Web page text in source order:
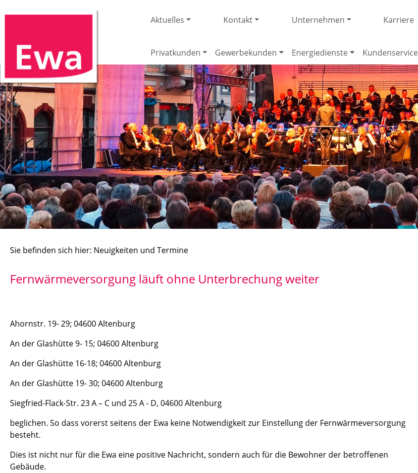
Aktuelles Kontakt Unternehmen Karriere
Privatkunden Gewerbekunden Energiedienste Kundenservice
Sie befinden sich hier: Neuigkeiten und Termine
Fernwärmeversorgung läuft ohne Unterbrechung weiter
Ahornstr. 19- 29; 04600 Altenburg
An der Glashütte 9- 15; 04600 Altenburg
An der Glashütte 16-18; 04600 Altenburg
An der Glashütte 19- 30; 04600 Altenburg
Siegfried-Flack-Str. 23 A – C und 25 A - D, 04600 Altenburg
beglichen. So dass vorerst seitens der Ewa keine Notwendigkeit zur Einstellung der Fernwärme­versorgung
besteht.
Dies ist nicht nur für die Ewa eine positive Nachricht, sondern auch für die Bewohner der betroffenen
Gebäude.